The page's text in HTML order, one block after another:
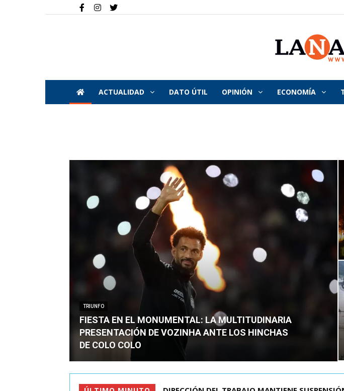
ACTUALIDAD DATO ÚTIL OPINIÓN ECONOMÍA
TRIUNFO
FIESTA EN EL MONUMENTAL: LA MULTITUDINARIA
PRESENTACIÓN DE VOZINHA ANTE LOS HINCHAS
DE COLO COLO